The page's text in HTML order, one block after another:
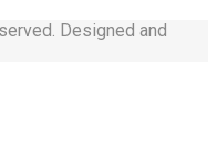
Designed and